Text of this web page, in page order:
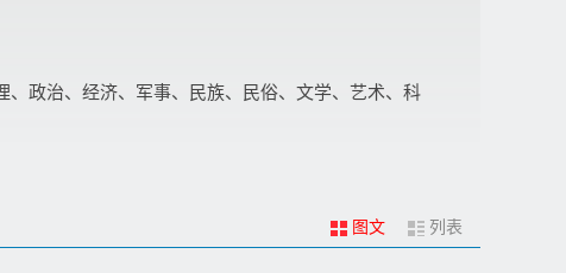
政治、经济、军事、民族、民俗、文学、艺术、科
图文 列表